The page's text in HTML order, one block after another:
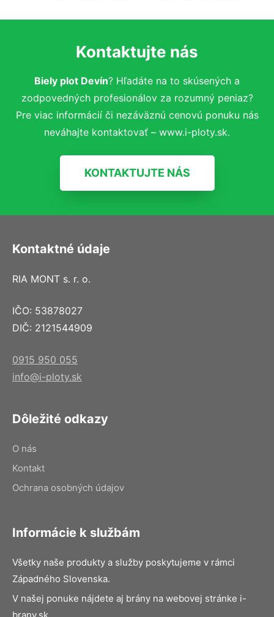
Kontaktujte nás
Biely plot Devín? Hľadáte na to skúsených a
zodpovedných profesionálov za rozumný peniaz?
Pre viac informácií či nezáväznú cenovú ponuku nás
neváhajte kontaktovať – www.i-ploty.sk.
KONTAKTUJTE NÁS
Kontaktné údaje
RIA MONT s. r. o.
IČO: 53878027
DIČ: 2121544909
0915 950 055
info@i-ploty.sk
Dôležité odkazy
O nás
Kontakt
Ochrana osobných údajov
Informácie k službám
Všetky naše produkty a služby poskytujeme v rámci
Západného Slovenska.
V našej ponuke nájdete aj brány na webovej stránke i-